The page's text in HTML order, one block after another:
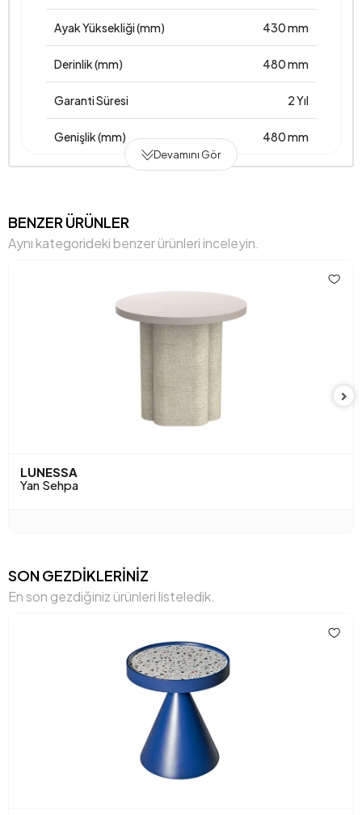
Ayak Yüksekliği (mm) 430 mm
Derinlik (mm) 480 mm
Garanti Süresi 2 Yıl
Genişlik (mm) 480 mm
Gövde Malzemesi
Üst Tabla Kalınlığı (mm)
Devamını Gör
BENZER ÜRÜNLER
Aynı kategorideki benzer ürünleri inceleyin.
LUNESSA
Yan Sehpa
SON GEZDİKLERİNİZ
En son gezdiğiniz ürünleri listeledik.